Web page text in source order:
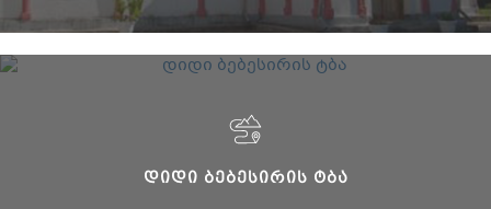
ᲓᲘᲓᲘ ᲑᲔᲑᲔᲡᲘᲠᲘᲡ ᲢᲑᲐ